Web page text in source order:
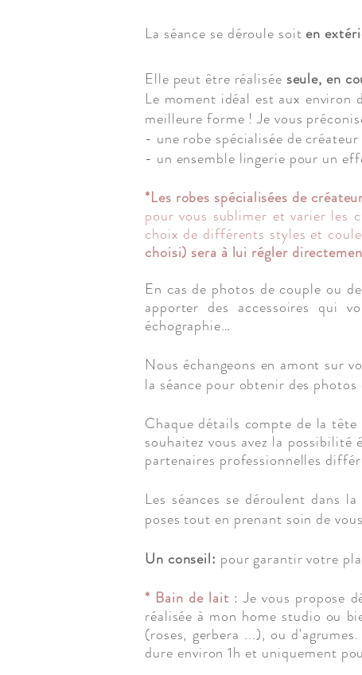
La séance se déroule soit en
Elle peut être réalisée seule, en
Le moment idéal est aux environ
meilleure forme ! Je vous
- une robe spécialisée de
- un ensemble lingerie pour un
*Les robes spécialisées de
pour vous sublimer et varier les
choix de différents styles et
choisi) sera à lui régler
En cas de photos de couple ou
apporter des accessoires qui
échographie…
Nous échangeons en amont sur
la séance pour obtenir des
Chaque détails compte de la
souhaitez vous avez la
partenaires professionnelles
Les séances se déroulent dans
poses tout en prenant soin de
Un conseil: pour garantir votre
* Bain de lait : Je vous propose
réalisée à mon home studio ou
(roses, gerbera ...),ou
dure environ 1h et uniquement